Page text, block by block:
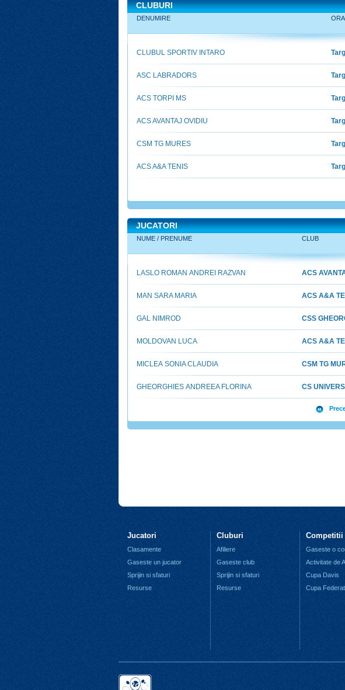
CLUBURI
DENUMIRE
CLUBUL SPORTIV INTARO
ASC LABRADORS
ACS TORPI MS
ACS AVANTAJ OVIDIU
CSM TG MURES
ACS A&A TENIS
JUCATORI
NUME / PRENUME CLUB
LASLO ROMAN ANDREI RAZVAN ACS
MAN SARA MARIA ACS A&A
GAL NIMROD CSS
MOLDOVAN LUCA ACS A&A
MICLEA SONIA CLAUDIA CSM TG
GHEORGHIES ANDREEA FLORINA CS
Jucatori
Clasamente
Gaseste un jucator
Sprijin si sfaturi
Resurse
Cluburi
Afiliere
Gaseste club
Sprijin si sfaturi
Resurse
Competitii
Gaseste o
Activitate de
Cupa Davis
Cupa